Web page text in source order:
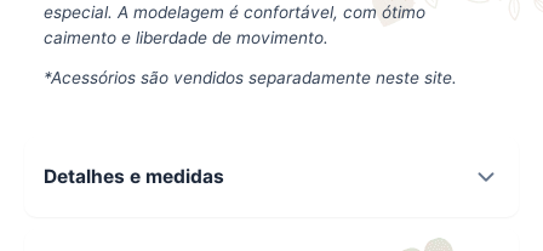
especial. A modelagem é confortável, com ótimo
caimento e liberdade de movimento.
*Acessórios são vendidos separadamente neste site.
Detalhes e medidas